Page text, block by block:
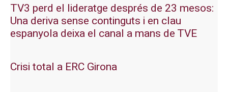
TV3 perd el lideratge després de 23 mesos:
Una deriva sense continguts i en clau
espanyola deixa el canal a mans de TVE
Crisi total a ERC Girona